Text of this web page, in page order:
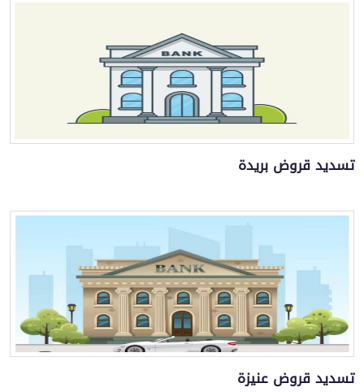
تسديد قروض بريدة
تسديد قروض عنيزة